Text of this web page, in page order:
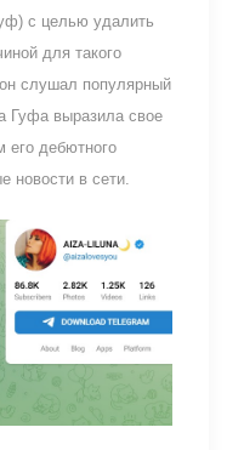
с целью удалить
для такого
слушал популярный
Гуфа выразила свое
его дебютного
новости в сети.